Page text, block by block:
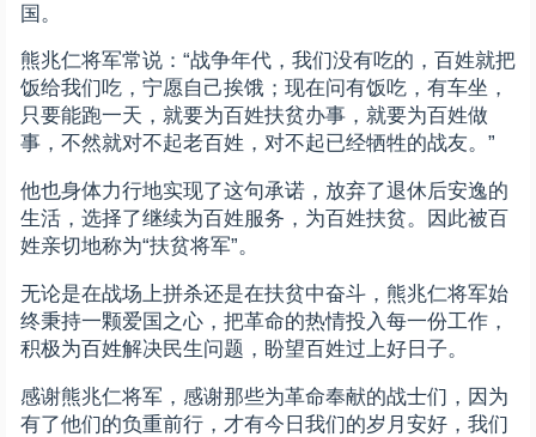
国。
熊兆仁将军常说：“战争年代，我们没有吃的，百姓就把
饭给我们吃，宁愿自己挨饿；现在问有饭吃，有车坐，
只要能跑一天，就要为百姓扶贫办事，就要为百姓做
事，不然就对不起老百姓，对不起已经牺牲的战友。”
他也身体力行地实现了这句承诺，放弃了退休后安逸的
生活，选择了继续为百姓服务，为百姓扶贫。因此被百
姓亲切地称为“扶贫将军”。
无论是在战场上拼杀还是在扶贫中奋斗，熊兆仁将军始
终秉持一颗爱国之心，把革命的热情投入每一份工作，
积极为百姓解决民生问题，盼望百姓过上好日子。
感谢熊兆仁将军，感谢那些为革命奉献的战士们，因为
有了他们的负重前行，才有今日我们的岁月安好，我们